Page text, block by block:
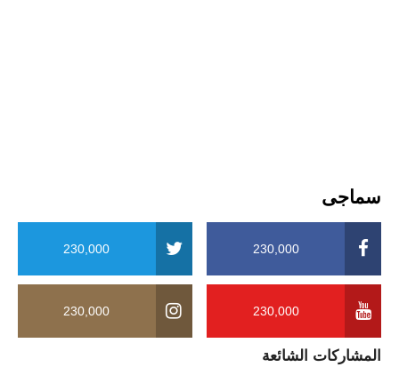
سماجی
230,000
230,000
230,000
230,000
المشاركات الشائعة